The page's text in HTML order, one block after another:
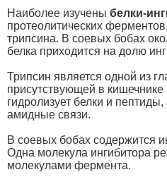
Наиболее изучены белки-
протеолитических
трипсина. В соевых бобах
белка приходится на долю
Трипсин является одной из
присутствующей в кишечнике
гидролизует белки и
амидные связи.
В соевых бобах содержится
Одна молекула ингибитора
молекулами фермента.